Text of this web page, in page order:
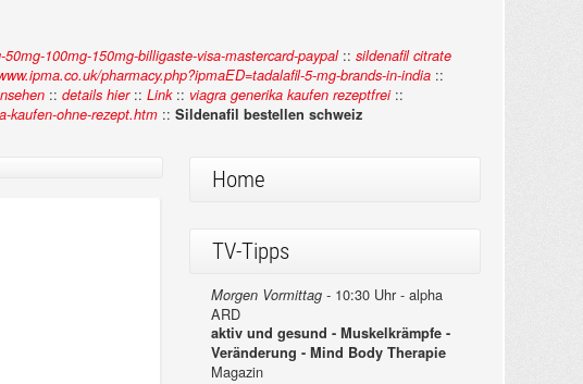
100mg-150mg-billigaste-visa-mastercard-paypal:: sildenafil citrate
pharmacy.php?ipmaED=tadalafil-5-mg-brands-in-india ::
:: details hier:: Link:: viagra generika kaufen rezeptfrei::
kaufen-ohne-rezept.htm :: Sildenafil bestellen schweiz
Home
TV-Tipps
Morgen Vormittag -10:30 Uhr - alpha
ARD
aktiv und gesund - Muskelkrämpfe -
Veränderung - Mind Body Therapie
Magazin